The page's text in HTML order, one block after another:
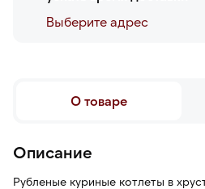
Выберите адреc
О товаре
Описание
Рубленые куриные котлеты в